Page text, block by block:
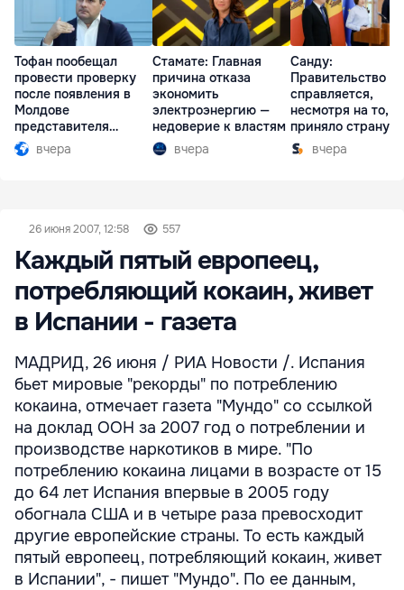
Тофан пообещал
провести проверку
после появления в
Молдове
представителя
Южной Осетии
вчера
Стамате: Главная
причина отказа
экономить
электроэнергию —
недоверие к властям
вчера
Санду:
Правительство
справляется,
несмотря на то,
приняло страну в
разгар кризиса
вчера
26 июня 2007, 12:58 557
Каждый пятый европеец,
потребляющий кокаин, живет
в Испании - газета
МАДРИД, 26 июня / РИА Новости /. Испания
бьет мировые "рекорды" по потреблению
кокаина, отмечает газета "Мундо" со ссылкой
на доклад ООН за 2007 год о потреблении и
производстве наркотиков в мире. "По
потреблению кокаина лицами в возрасте от 15
до 64 лет Испания впервые в 2005 году
обогнала США и в четыре раза превосходит
другие европейские страны. То есть каждый
пятый европеец, потребляющий кокаин, живет
в Испании", - пишет "Мундо". По ее данным,